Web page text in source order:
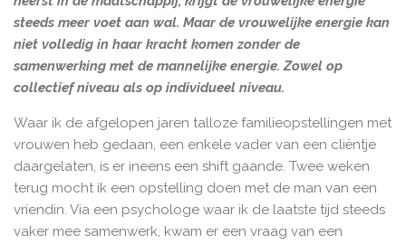
steeds meer voet aan wal. Maar de vrouwelijke energie kan
niet volledig in haar kracht komen zonder de
samenwerking met de mannelijke energie. Zowel op
collectief niveau als op individueel niveau.
Waar ik de afgelopen jaren talloze familieopstellingen met
vrouwen heb gedaan, een enkele vader van een cliëntje
daargelaten, is er ineens een shift gaande. Twee weken
terug mocht ik een opstelling doen met de man van een
vriendin. Via een psychologe waar ik de laatste tijd steeds
vaker mee samenwerk, kwam er een vraag van een